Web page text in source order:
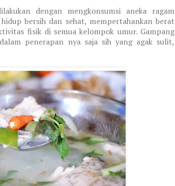
dengan mengkonsumsi aneka ragam
bersih dan sehat, mempertahankan berat
fisik di semua kelompok umur. Gampang
penerapan nya saja sih yang agak sulit,